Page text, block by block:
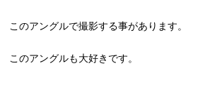
このアングルで撮影する事があります。
このアングルも大好きです。